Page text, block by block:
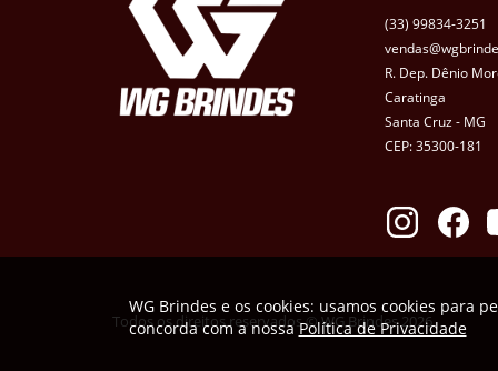
(33) 99834-3251
R. Dep. Dênio
Caratinga
Santa Cruz - MG
CEP: 35300-181
Todos os direitos reservados © WG Brindes 2026
WG Brindes e os cookies: usamos cookies para
concorda com a nossaPolítica de Privacidade